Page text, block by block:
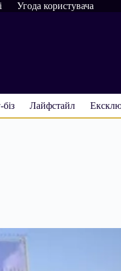
Угода користувача
Лайфстайл